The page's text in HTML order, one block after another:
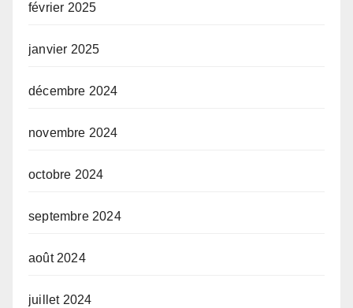
février 2025
janvier 2025
décembre 2024
novembre 2024
octobre 2024
septembre 2024
août 2024
juillet 2024